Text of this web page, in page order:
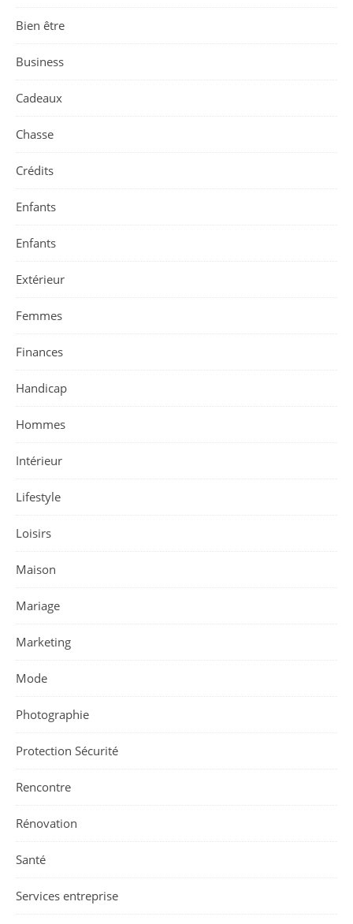
Bien être
Business
Cadeaux
Chasse
Crédits
Enfants
Enfants
Extérieur
Femmes
Finances
Handicap
Hommes
Intérieur
Lifestyle
Loisirs
Maison
Mariage
Marketing
Mode
Photographie
Protection Sécurité
Rencontre
Rénovation
Santé
Services entreprise